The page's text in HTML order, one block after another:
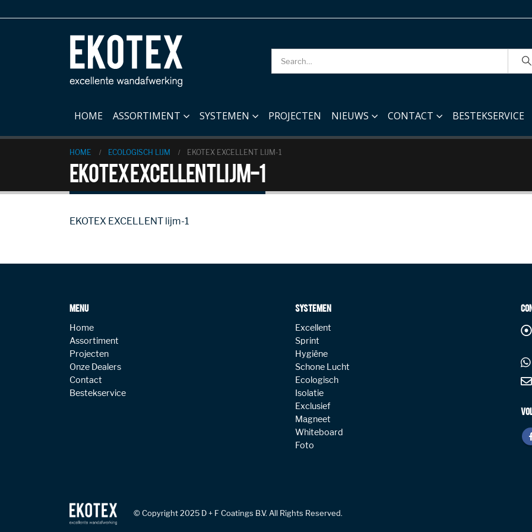
HOME ASSORTIMENT SYSTEMEN PROJECTEN NIEUWS CONTACT BESTEKSERVICE
HOME ECOLOGISCH LIJM EKOTEX EXCELLENT LIJM-1
EKOTEX EXCELLENT lijm-1
EKOTEX EXCELLENT lijm-1
MENU
Home
Assortiment
Projecten
Onze Dealers
Contact
Bestekservice
SYSTEMEN
Excellent
Sprint
Hygiëne
Schone Lucht
Ecologisch
Isolatie
Exclusief
Magneet
Whiteboard
Foto
© Copyright 2025 D + F Coatings B.V. All Rights Reserved.